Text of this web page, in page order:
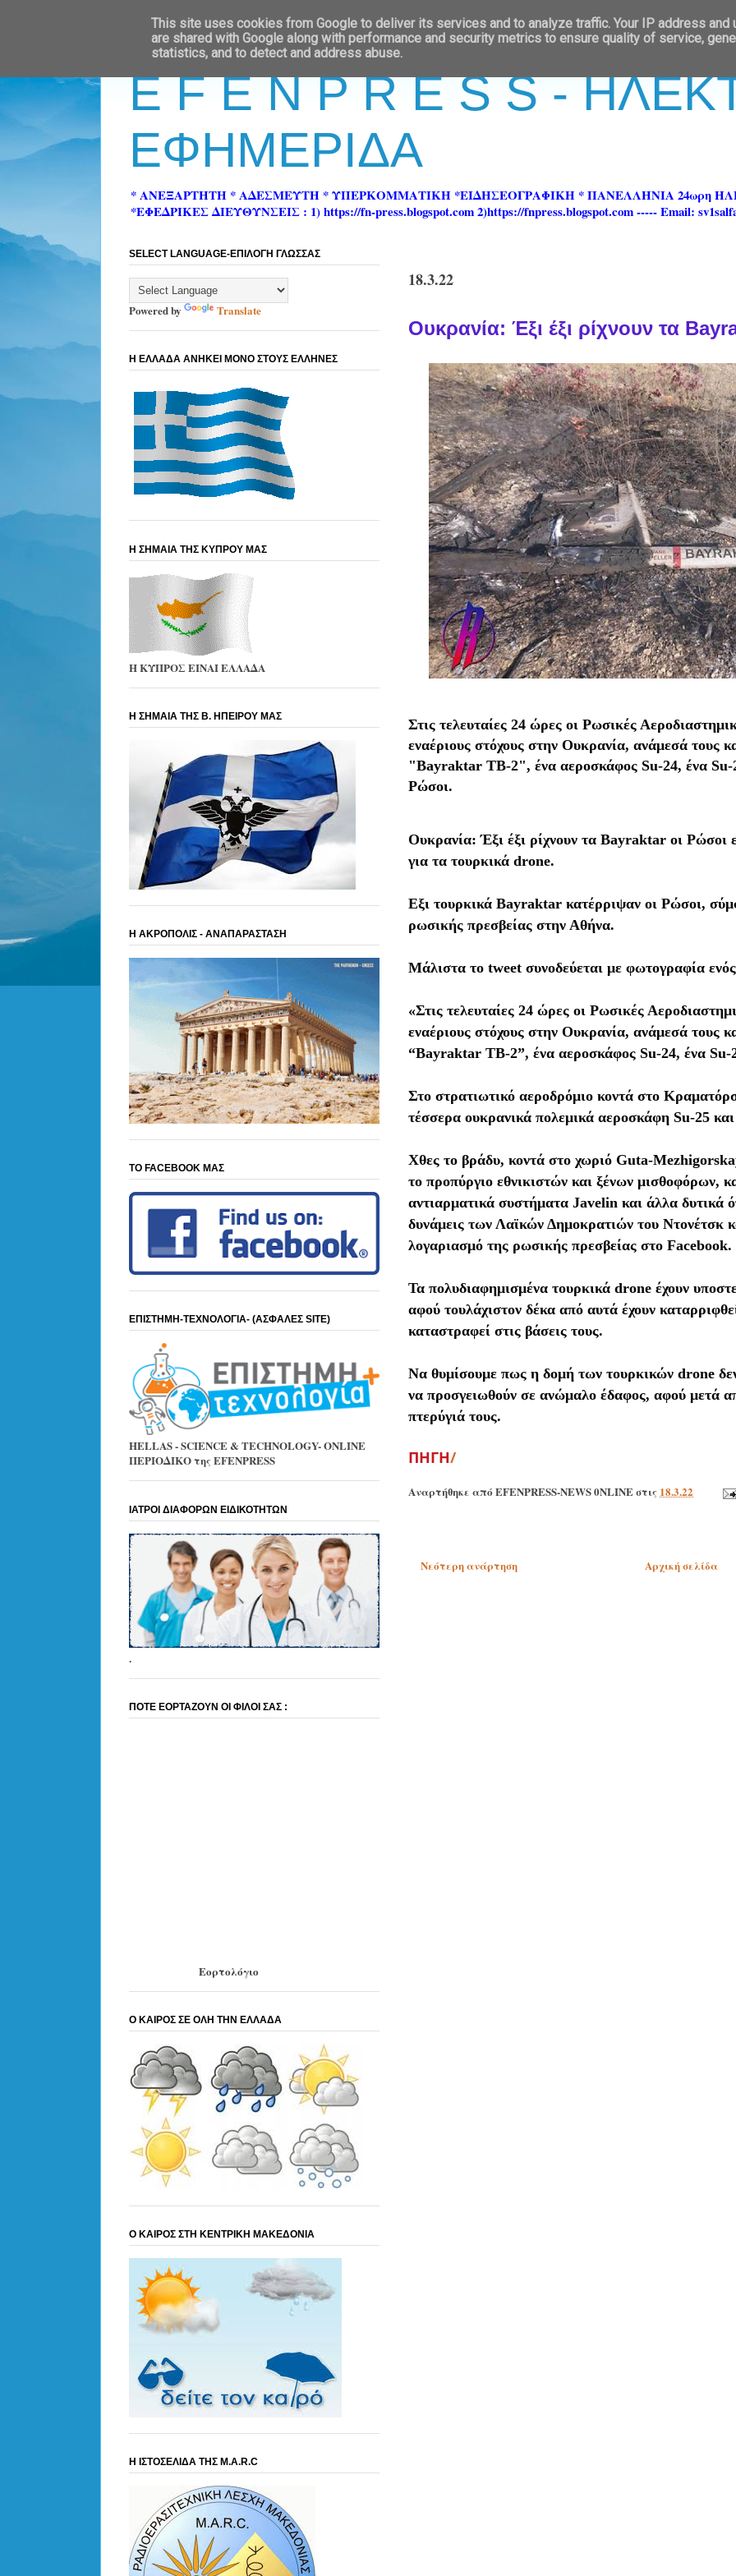
E F E N P R E S S -
ΕΦΗΜΕΡΙΔΑ
* ΑΝΕΞΑΡΤΗΤΗ * ΑΔΕΣΜΕΥΤΗ * ΥΠΕΡΚΟΜΜΑΤΙΚΗ *ΕΙΔΗΣΕΟΓΡΑΦΙΚΗ * ΠΑΝΕΛΛΗΝΙΑ 24ωρη
*ΕΦΕΔΡΙΚΕΣ ΔΙΕΥΘΥΝΣΕΙΣ : 1) https://fn-press.blogspot.com 2)https://fnpress.blogspot.com ----- Email:
18.3.22
Ουκρανία: Έξι έξι ρίχνουν τα
Στις τελευταίες 24 ώρες οι Ρωσικές
εναέριους στόχους στην Ουκρανία, ανάμεσά τους
"Bayraktar TB-2", ένα αεροσκάφος Su-24, ένα Su-
Ρώσοι.
Ουκρανία: Έξι έξι ρίχνουν τα Bayraktar oι Ρώσοι
για τα τουρκικά drone.
Eξι τουρκικά Βayraktar κατέρριψαν oι Ρώσοι,
ρωσικής πρεσβείας στην Αθήνα.
Μάλιστα το tweet συνοδεύεται με φωτογραφία
«Στις τελευταίες 24 ώρες οι Ρωσικές
εναέριους στόχους στην Ουκρανία, ανάμεσά τους
“Bayraktar TB-2”, ένα αεροσκάφος Su-24, ένα Su-
Στο στρατιωτικό αεροδρόμιο κοντά στο
τέσσερα ουκρανικά πολεμικά αεροσκάφη Su-25 και
Χθες το βράδυ, κοντά στο χωριό Guta-
το προπύργιο εθνικιστών και ξένων μισθοφόρων,
αντιαρματικά συστήματα Javelin και άλλα δυτικά
δυνάμεις των Λαϊκών Δημοκρατιών του Ντονέτσκ
λογαριασμό της ρωσικής πρεσβείας στο Facebook.
Τα πολυδιαφημισμένα τουρκικά drone έχουν
αφού τουλάχιστον δέκα από αυτά έχουν
καταστραφεί στις βάσεις τους.
Να θυμίσουμε πως η δομή των τουρκικών drone
να προσγειωθούν σε ανώμαλο έδαφος, αφού μετά
πτερύγιά τους.
ΠΗΓΗ/
Αναρτήθηκε από EFENPRESS-NEWS 0NLINEστις 18.3.22
Νεότερη ανάρτηση Αρχική σελίδα
SELECT LANGUAGE-ΕΠΙΛΟΓΗ ΓΛΩΣΣΑΣ
Powered by Translate
Η ΕΛΛΑΔΑ ΑΝΗΚΕΙ ΜΟΝΟ ΣΤΟΥΣ ΕΛΛΗΝΕΣ
Η ΣΗΜΑΙΑ ΤΗΣ ΚΥΠΡΟΥ ΜΑΣ
Η ΚΥΠΡΟΣ ΕΙΝΑΙ ΕΛΛΑΔΑ
Η ΣΗΜΑΙΑ ΤΗΣ Β. ΗΠΕΙΡΟΥ ΜΑΣ
Η ΑΚΡΟΠΟΛΙΣ - ΑΝΑΠΑΡΑΣΤΑΣΗ
ΤΟ FACEBOOK ΜΑΣ
ΕΠΙΣΤΗΜΗ-ΤΕΧΝΟΛΟΓΙΑ- (ΑΣΦΑΛΕΣ SITE)
HELLAS - SCIENCE & TECHNOLOGY- ONLINE
ΠΕΡΙΟΔΙΚΟ της EFENPRESS
ΙΑΤΡΟΙ ΔΙΑΦΟΡΩΝ ΕΙΔΙΚΟΤΗΤΩΝ
.
ΠΟΤΕ ΕΟΡΤΑΖΟΥΝ ΟΙ ΦΙΛΟΙ ΣΑΣ :
Εορτολόγιο
Ο ΚΑΙΡΟΣ ΣΕ ΟΛΗ ΤΗΝ ΕΛΛΑΔΑ
Ο ΚΑΙΡΟΣ ΣΤΗ ΚΕΝΤΡΙΚΗ ΜΑΚΕΔΟΝΙΑ
Η ΙΣΤΟΣΕΛΙΔΑ ΤΗΣ M.A.R.C
This site uses cookies from Google to deliver its services and to analyze traffic. Your IP address and
are shared with Google along with performance and security metrics to ensure quality of service,
statistics, and to detect and address abuse.